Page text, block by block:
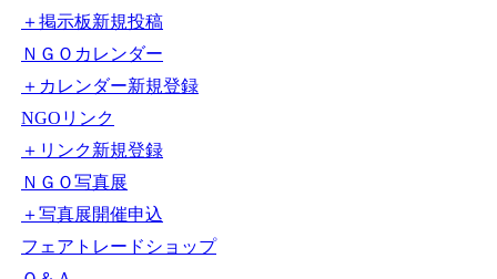
＋掲示板新規投稿
ＮＧＯカレンダー
＋カレンダー新規登録
NGOリンク
＋リンク新規登録
ＮＧＯ写真展
＋写真展開催申込
フェアトレードショップ